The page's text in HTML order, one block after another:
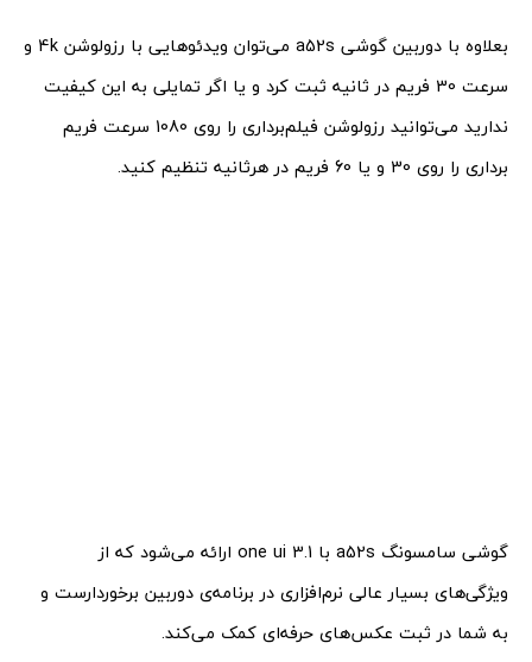
بعلاوه با دوربین گوشی a52s می‌توان ویدئوهایی با رزولوشن 4k و
سرعت 30 فریم در ثانیه ثبت کرد و یا اگر تمایلی به این کیفیت
ندارید می‌توانید رزولوشن فیلم‌برداری را روی 1080 سرعت فریم
برداری را روی 30 و یا 60 فریم در هرثانیه تنظیم کنید.
گوشی سامسونگ a52s با one ui 3.1 ارائه می‎‌شود که از
ویژگی‌های بسیار عالی نرم‌افزاری در برنامه‌ی دوربین برخوردارست و
به شما در ثبت عکس‌های حرفه‌ای کمک می‌کند.